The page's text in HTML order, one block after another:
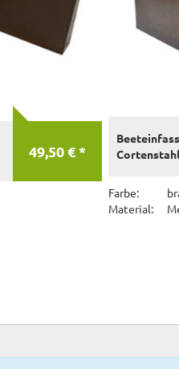
49,50 € *
Farbe:
Material: